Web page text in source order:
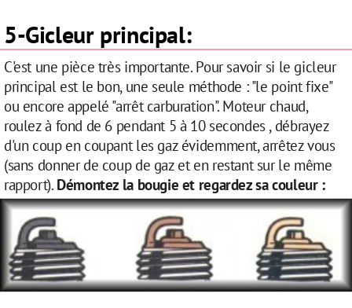
5-Gicleur principal:
C'est une pièce très importante. Pour savoir si le gicleur
principal est le bon, une seule méthode : "le point fixe"
ou encore appelé "arrêt carburation". Moteur chaud,
roulez à fond de 6 pendant 5 à 10 secondes , débrayez
d'un coup en coupant les gaz évidemment, arrêtez vous
(sans donner de coup de gaz et en restant sur le même
rapport). Démontez la bougie et regardez sa couleur :